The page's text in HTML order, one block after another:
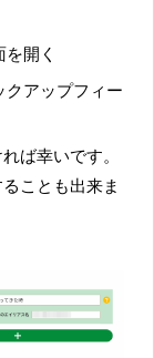
開く
クアップフィー
ば幸いです。
ることも出来ま